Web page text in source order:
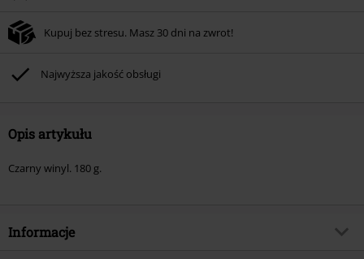
Kupuj bez stresu. Masz 30 dni na zwrot!
Najwyższa jakość obsługi
Opis artykułu
Czarny winyl. 180 g.
Informacje